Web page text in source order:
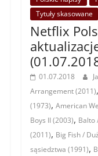
Tytuły skasowane
Netflix
01.07.2018
Arrangement (2011)
(1973),American
Boys II (2003), Balto
(2011), Big Fish /
sąsiedztwa (1991),